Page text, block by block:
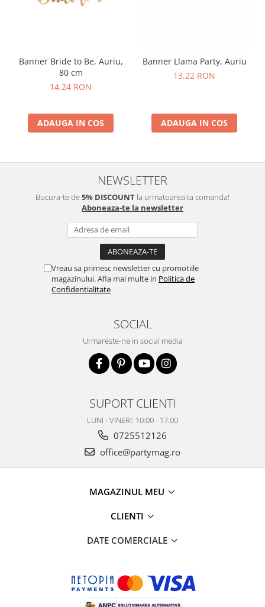
Banner Bride to Be, Auriu,
80 cm
14,24 RON
ADAUGA IN COS
Banner Llama Party, Auriu
13,22 RON
ADAUGA IN COS
NEWSLETTER
Bucura-te de5% DISCOUNT la urmatoarea ta comanda!
Aboneaza-te la newsletter
Vreau sa primesc newsletter cu promotiile
magazinului. Afla mai multe in Politica de
Confidentialitate
SOCIAL
Urmareste-ne in social media
SUPORT CLIENTI
LUNI - VINERI: 10:00 - 17:00
0725512126
office@partymag.ro
MAGAZINUL MEU
CLIENTI
DATE COMERCIALE